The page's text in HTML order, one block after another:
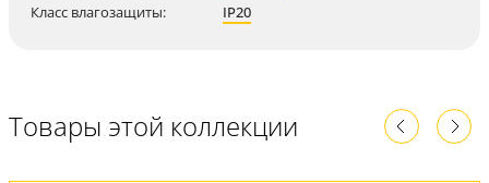
Класс влагозащиты:
IP20
Товары этой коллекции